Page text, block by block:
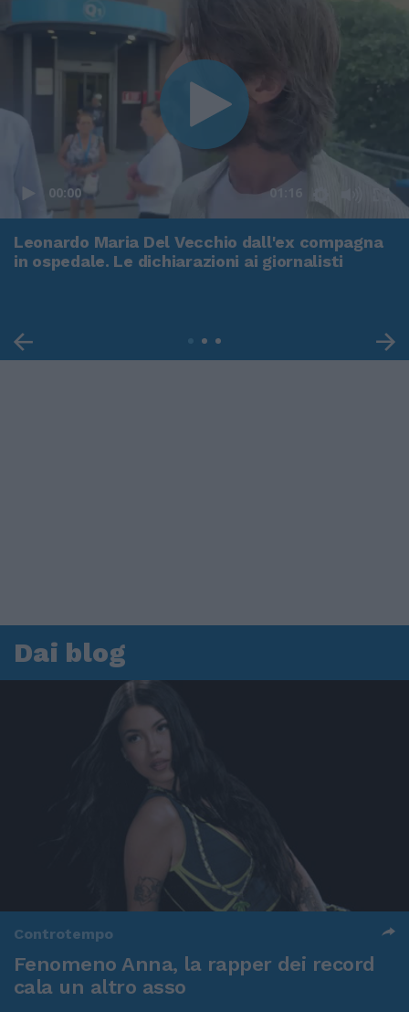
00:00 01:16
Leonardo Maria Del Vecchio dall'ex compagna
in ospedale. Le dichiarazioni ai giornalisti
Dai blog
Controtempo
Fenomeno Anna, la rapper dei record
cala un altro asso